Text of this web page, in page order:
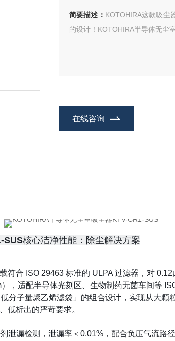
简要描述： KOTOHIRA这款吸尘
的设计！KOTOHIRA半导体无尘
在线咨询
SUS核心洁净性能：除尘解决方案
符合 ISO 29463 标准的 ULPA 过滤器，对
，适配半导体光刻区、生物制药无菌车间等
分子量聚乙烯滤袋」的组合设计，实现从大颗
低析出的严苛要求。
泄漏检测，泄漏率＜0.01%，配合负压气流路